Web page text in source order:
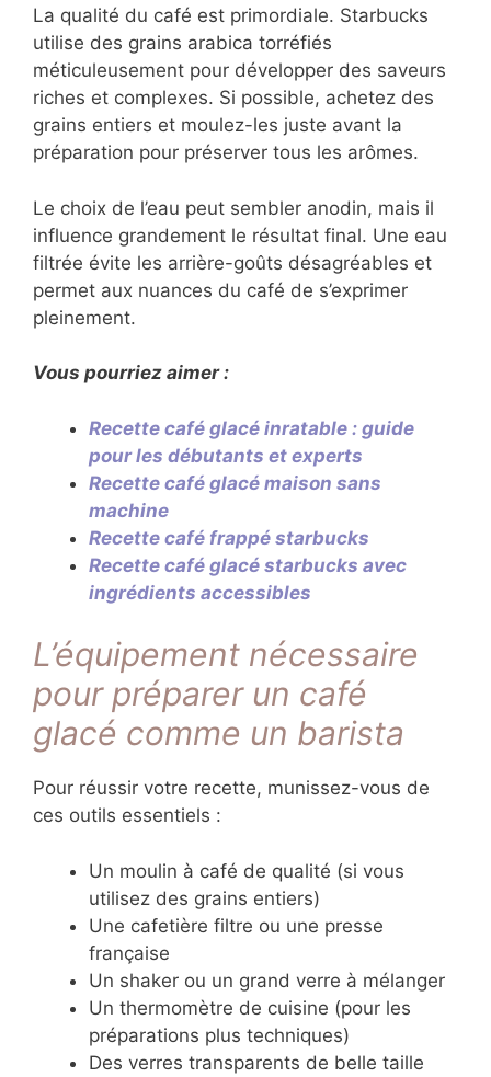
La qualité du café est primordiale. Starbucks
utilise des grains arabica torréfiés
méticuleusement pour développer des saveurs
riches et complexes. Si possible, achetez des
grains entiers et moulez-les juste avant la
préparation pour préserver tous les arômes.
Le choix de l’eau peut sembler anodin, mais il
influence grandement le résultat final. Une eau
filtrée évite les arrière-goûts désagréables et
permet aux nuances du café de s’exprimer
pleinement.
Vous pourriez aimer :
Recette café glacé inratable : guide
pour les débutants et experts
Recette café glacé maison sans
machine
Recette café frappé starbucks
Recette café glacé starbucks avec
ingrédients accessibles
L’équipement nécessaire
pour préparer un café
glacé comme un barista
Pour réussir votre recette, munissez-vous de
ces outils essentiels :
Un moulin à café de qualité (si vous
utilisez des grains entiers)
Une cafetière filtre ou une presse
française
Un shaker ou un grand verre à mélanger
Un thermomètre de cuisine (pour les
préparations plus techniques)
Des verres transparents de belle taille